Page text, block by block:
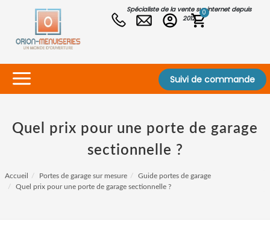
Spécialiste de la vente sur internet depuis
2012
0
Suivi de commande
Quel prix pour une porte de garage
sectionnelle ?
Accueil Portes de garage sur mesure
Guide portes de garage
Quel prix pour une porte de garage sectionnelle ?